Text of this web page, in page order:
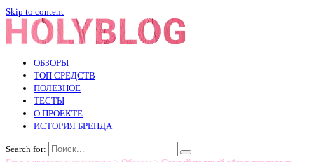
Skip to content
ОБЗОРЫ
ТОП СРЕДСТВ
ПОЛЕЗНОЕ
ТЕСТЫ
О ПРОЕКТЕ
ИСТОРИЯ БРЕНДА
Search for: